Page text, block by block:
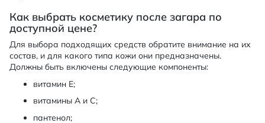
Как выбрать косметику после загара по
доступной цене?
Для выбора подходящих средств обратите внимание на их
состав, и для какого типа кожи они предназначены.
Должны быть включены следующие компоненты:
витамин Е;
витамины А и С;
пантенол;